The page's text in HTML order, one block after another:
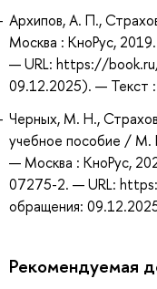
Архипов, А. П.,
Москва : КноРус,
— URL: https://
09.12.2025). — Текст
Черных, М. Н.,
учебное пособие / М.
— Москва : КноРус,
07275-2. — URL:
обращения:
Рекомендуемая